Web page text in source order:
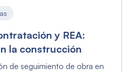
y REA:
la construcción
de seguimiento de obra en